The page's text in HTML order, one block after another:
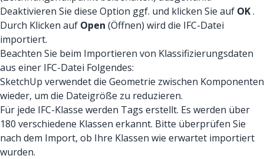
Deaktivieren Sie diese Option ggf. und klicken Sie auf OK.
Durch Klicken auf Open (Öffnen) wird die IFC-Datei
importiert.
Beachten Sie beim Importieren von Klassifizierungsdaten
aus einer IFC-Datei Folgendes:
SketchUp verwendet die Geometrie zwischen Komponenten
wieder, um die Dateigröße zu reduzieren.
Für jede IFC-Klasse werden Tags erstellt. Es werden über
180 verschiedene Klassen erkannt. Bitte überprüfen Sie
nach dem Import, ob Ihre Klassen wie erwartet importiert
wurden.